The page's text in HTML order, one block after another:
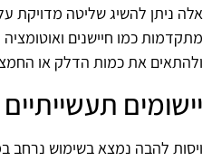
אלה ניתן להשיג שליטה מדויקת
מתקדמות כמו חיישנים
ולהתאים את כמות הדלק או
יישומים
ויסות להבה נמצא בשימוש נרחב